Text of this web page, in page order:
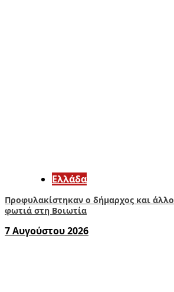
Ελλάδα
Προφυλακίστηκαν ο δήμαρχος και
φωτιά στη Βοιωτία
7 Αυγούστου 2026